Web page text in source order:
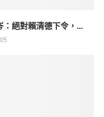
絕對賴清德下令，...